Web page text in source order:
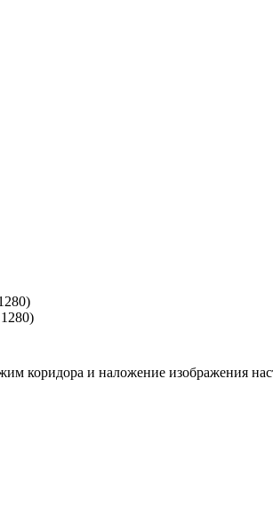
коридора и наложение изображения